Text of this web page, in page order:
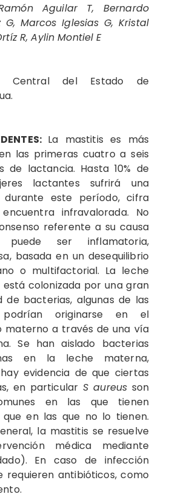
Aguilar T, Bernardo
G, Marcos Iglesias G, Kristal
R, Aylin Montiel E
Central del Estado de
La mastitis es más
las primeras cuatro a seis
de lactancia. Hasta 10% de
lactantes sufrirá una
durante este período, cifra
infravalorada. No
referente a su causa
puede ser inflamatoria,
basada en un desequilibrio
o multifactorial. La leche
está colonizada por una gran
de bacterias, algunas de las
podrían originarse en el
materno a través de una vía
Se han aislado bacterias
en la leche materna,
evidencia de que ciertas
en particular S aureus son
en las que tienen
que en las que no lo tienen.
la mastitis se resuelve
médica mediante
En caso de infección
requieren antibióticos, como